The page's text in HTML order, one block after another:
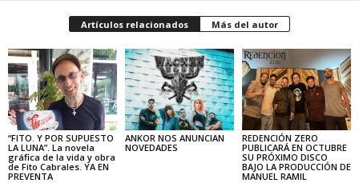
Artículos relacionados Más del autor
“FITO. Y POR SUPUESTO
LA LUNA”. La novela
gráfica de la vida y obra
de Fito Cabrales. YA EN
PREVENTA
ANKOR NOS ANUNCIAN
NOVEDADES
REDENCIÓN ZERO
PUBLICARÁ EN OCTUBRE
SU PRÓXIMO DISCO
BAJO LA PRODUCCIÓN DE
MANUEL RAMIL